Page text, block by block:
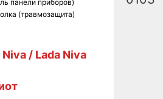
панели приборов)
(травмозащита)
/ Lada Niva